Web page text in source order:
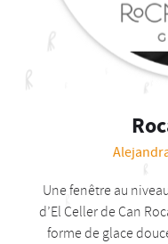
Une fenêtre au
d’El Celler de Can
forme de glace